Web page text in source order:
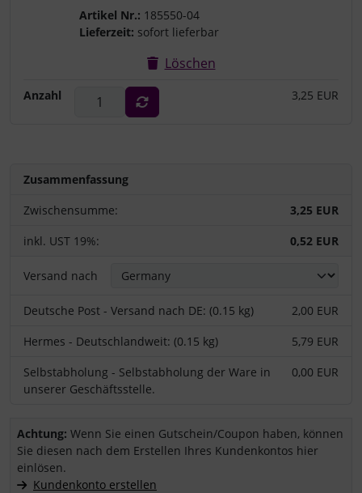
Artikel Nr.: 185550-04
Lieferzeit: sofort lieferbar
Löschen
Anzahl 3,25 EUR
Zusammenfassung
Zwischensumme:
3,25 EUR
inkl. UST 19%:
0,52 EUR
Versand nach
Deutsche Post - Versand nach DE: (0.15 kg)
2,00 EUR
Hermes - Deutschlandweit: (0.15 kg)
5,79 EUR
Selbstabholung - Selbstabholung der Ware in
unserer Geschäftsstelle.
0,00 EUR
Sie haben einen Coupon/Gutschein und wollen ihn einlösen?
Achtung: Wenn Sie einen Gutschein/Coupon haben, können
Sie diesen nach dem Erstellen Ihres Kundenkontos hier
einlösen.
Kundenkonto erstellen